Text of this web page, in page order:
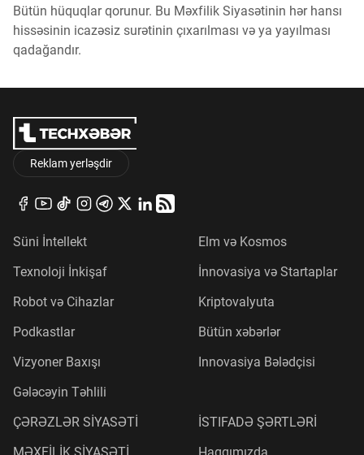
Bütün hüquqlar qorunur. Bu Məxfilik Siyasətinin hər hansı
hissəsinin icazəsiz surətinin çıxarılması və ya yayılması
qadağandır.
Reklam yerləşdir
Süni İntellekt
Elm və Kosmos
Texnoloji İnkişaf
İnnovasiya və Startaplar
Robot və Cihazlar
Kriptovalyuta
Podkastlar
Bütün xəbərlər
Vizyoner Baxışı
Innovasiya Bələdçisi
Gələcəyin Təhlili
ÇƏRƏZLƏR SİYASƏTİ
İSTIFADƏ ŞƏRTLƏRİ